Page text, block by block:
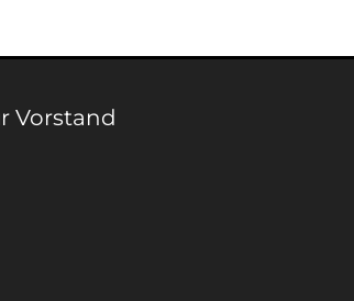
Vorstand